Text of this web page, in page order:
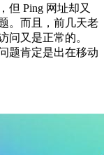
但 Ping 网址却又
。而且，前几天老
问又是正常的。
题肯定是出在移动